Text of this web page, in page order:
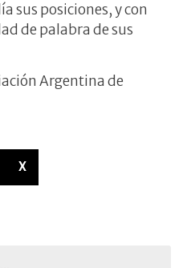
sus posiciones, y con
de palabra de sus
Argentina de
X